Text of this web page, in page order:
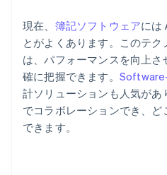
現在、 簿記ソフトウェアには
とがよくあります。このテ
は、パフォーマンスを向上
確に把握できます。
計ソリューションも人気があ
でコラボレーションでき、
できます。